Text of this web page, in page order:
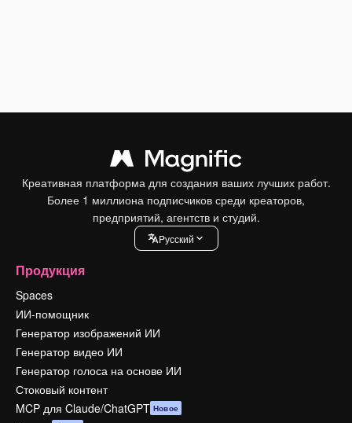
Креативная платформа для создания ваших лучших работ.
Более 1 миллиона подписчиков среди креаторов,
предприятий, агентств и студий.
Pусский
Продукция
Spaces
ИИ-помощник
Генератор изображений ИИ
Генератор видео ИИ
Генератор голоса на основе ИИ
Стоковый контент
MCP для Claude/ChatGPT Новое